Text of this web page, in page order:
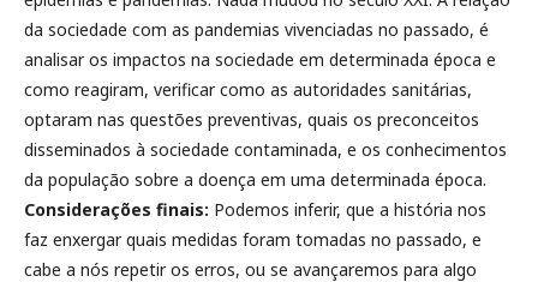
da sociedade com as pandemias vivenciadas no passado, é
analisar os impactos na sociedade em determinada época e
como reagiram, verificar como as autoridades sanitárias,
optaram nas questões preventivas, quais os preconceitos
disseminados à sociedade contaminada, e os conhecimentos
da população sobre a doença em uma determinada época.
Considerações finais: Podemos inferir, que a história nos
faz enxergar quais medidas foram tomadas no passado, e
cabe a nós repetir os erros, ou se avançaremos para algo